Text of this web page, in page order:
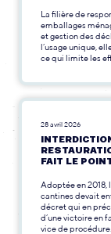
La filière de
emballages
et gestion des
l’usage unique,
ce qui limite les
28 avril 2026
FAIT LE
Adoptée en 2018,
cantines devait
décret qui en
d’une victoire en
vice de